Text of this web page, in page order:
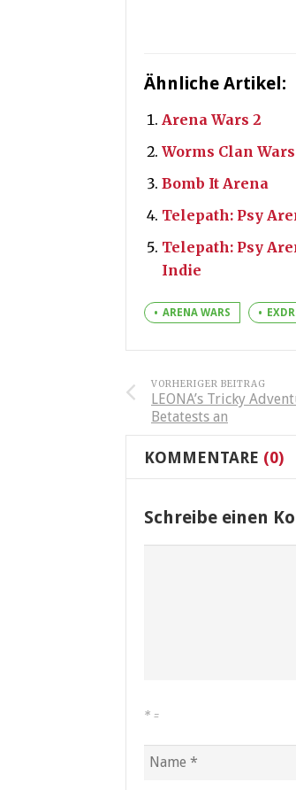
Ähnliche Artikel:
Arena Wars 2
Worms Clan
Bomb It Arena
Telepath: Psy
Telepath: Psy
Indie
ARENA WARS
VORHERIGER BEITRAG
LEONA’s Tricky
Betatests an
KOMMENTARE (0)
Schreibe einen
* =